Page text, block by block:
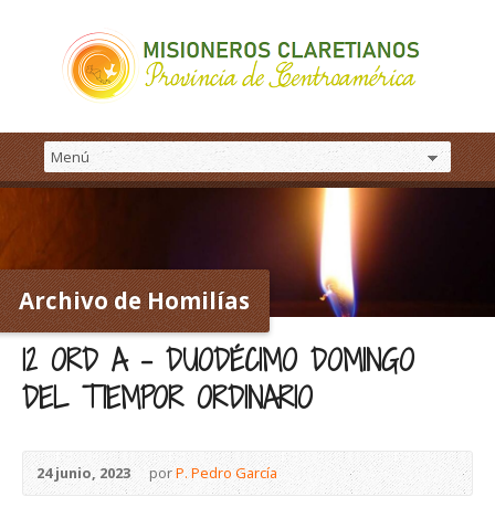
Archivo de Homilías
12 ORD A – DUODÉCIMO DOMINGO
DEL TIEMPOR ORDINARIO
24 junio, 2023 porP. Pedro García